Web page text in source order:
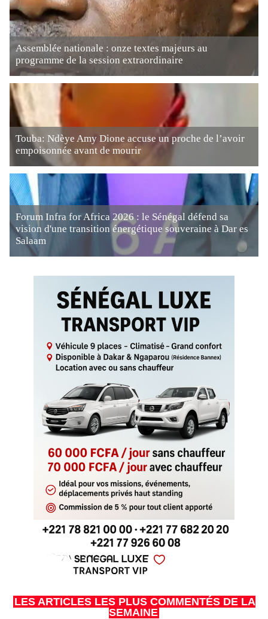
Assemblée nationale : onze textes majeurs au
programme de la session extraordinaire
Touba: Ndèye Amy Dione accuse un proche de l’avoir
empoisonnée avant de mourir
Forum Infra for Africa 2026 : le Sénégal défend sa
vision d'une transition énergétique souveraine à Dar es
Salaam
LES ARTICLES LES PLUS COMMENTÉS DE LA
SEMAINE